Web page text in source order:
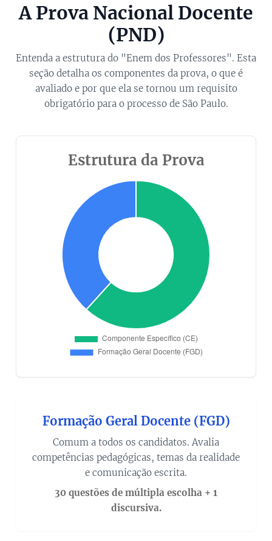
A Prova Nacional Docente
(PND)
Entenda a estrutura do "Enem dos Professores". Esta
seção detalha os componentes da prova, o que é
avaliado e por que ela se tornou um requisito
obrigatório para o processo de São Paulo.
Estrutura da Prova
Formação Geral Docente (FGD)
Comum a todos os candidatos. Avalia
competências pedagógicas, temas da realidade
e comunicação escrita.
30 questões de múltipla escolha + 1
discursiva.